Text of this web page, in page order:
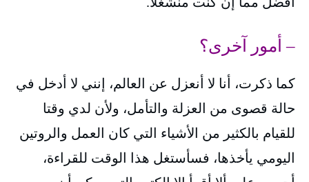
– أمور آخرى؟
كما ذكرت، أنا لا أنعزل عن العالم، إنني لا أدخل في
حالة قصوى من العزلة والتأمل، ولأن لدي وقتا
للقيام بالكثير من الأشياء التي كان العمل والروتين
اليومي يأخذها، فسأستغل هذا الوقت للقراءة،